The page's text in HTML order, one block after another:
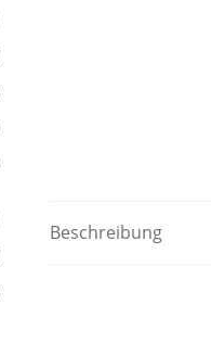
Beschreibung